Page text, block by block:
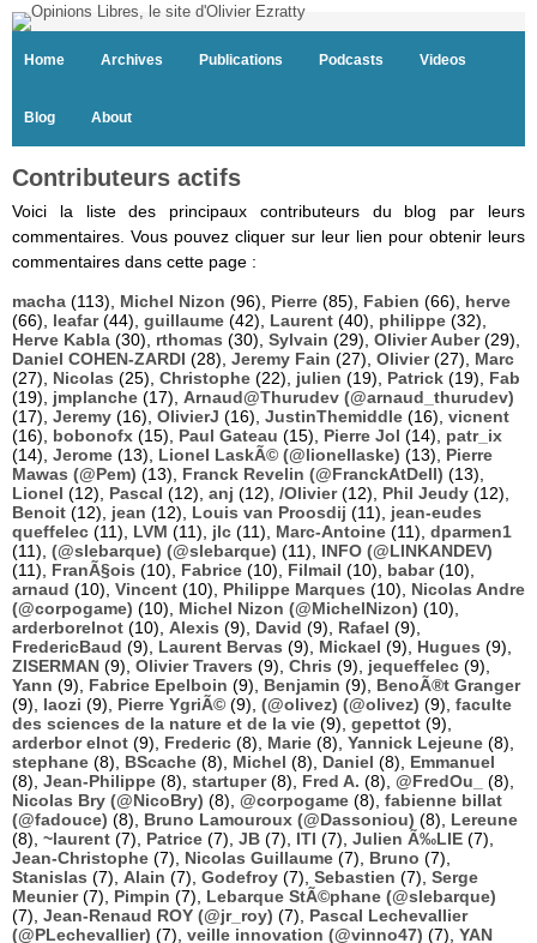
Home Archives Publications Podcasts Videos
Blog About
Contributeurs actifs
Voici la liste des principaux contributeurs du blog par leurs
commentaires. Vous pouvez cliquer sur leur lien pour obtenir leurs
commentaires dans cette page :
macha (113), Michel Nizon (96), Pierre (85), Fabien (66), herve
(66), leafar(44), guillaume (42), Laurent (40), philippe (32),
Herve Kabla (30), rthomas (30), Sylvain (29), Olivier Auber(29),
Daniel COHEN-ZARDI (28), Jeremy Fain (27), Olivier(27), Marc
(27), Nicolas (25), Christophe (22), julien (19), Patrick (19), Fab
(19), jmplanche (17), Arnaud@Thurudev (@arnaud_thurudev)
(17), Jeremy (16), OlivierJ (16), JustinThemiddle (16), vicnent
(16), bobonofx (15), Paul Gateau (15), Pierre Jol (14), patr_ix
(14), Jerome (13), Lionel LaskÃ© (@lionellaske) (13), Pierre
Mawas (@Pem) (13), Franck Revelin (@FranckAtDell) (13),
Lionel (12), Pascal (12), anj (12), /Olivier(12), Phil Jeudy (12),
Benoit (12), jean (12), Louis van Proosdij (11), jean-eudes
queffelec (11), LVM (11), jlc (11), Marc-Antoine (11), dparmen1
(11), (@slebarque) (@slebarque) (11), INFO (@LINKANDEV)
(11), FranÃ§ois (10), Fabrice (10), Filmail (10), babar(10),
arnaud (10), Vincent (10), Philippe Marques (10), Nicolas Andre
(@corpogame) (10), Michel Nizon (@MichelNizon) (10),
arderborelnot (10), Alexis (9), David (9), Rafael (9),
FredericBaud (9), Laurent Bervas (9), Mickael (9), Hugues (9),
ZISERMAN (9), Olivier Travers (9), Chris (9), jequeffelec (9),
Yann (9), Fabrice Epelboin (9), Benjamin (9), BenoÃ®t Granger
(9), laozi (9), Pierre YgriÃ© (9), (@olivez) (@olivez) (9), faculte
des sciences de la nature et de la vie (9), gepettot (9),
arderbor elnot (9), Frederic (8), Marie (8), Yannick Lejeune (8),
stephane (8), BScache (8), Michel (8), Daniel (8), Emmanuel
(8), Jean-Philippe (8), startuper(8), Fred A. (8), @FredOu_
(8),
Nicolas Bry (@NicoBry) (8), @corpogame (8), fabienne billat
(@fadouce) (8), Bruno Lamouroux (@Dassoniou) (8), Lereune
(8), ~laurent (7), Patrice (7), JB (7), ITI (7), Julien Ã‰LIE (7),
Jean-Christophe (7), Nicolas Guillaume (7), Bruno (7),
Stanislas (7), Alain (7), Godefroy (7), Sebastien (7), Serge
Meunier(7), Pimpin (7), Lebarque StÃ©phane (@slebarque)
(7), Jean-Renaud ROY (@jr_roy) (7), Pascal Lechevallier
(@PLechevallier) (7), veille innovation (@vinno47) (7), YAN